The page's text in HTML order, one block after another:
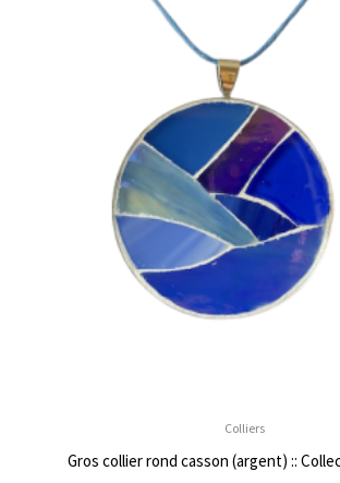
Colliers
Gros collier rond casson (argent) ::